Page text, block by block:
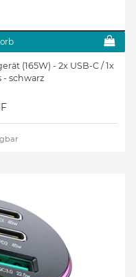
(165W) - 2x USB-C / 1x
- schwarz